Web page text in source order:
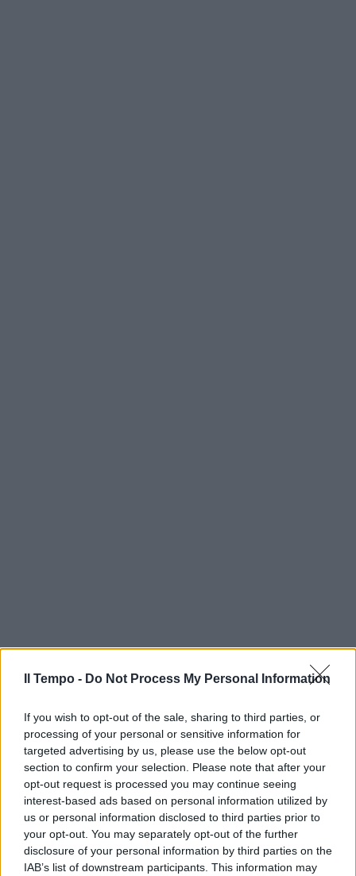
Il Tempo - Do Not Process My Personal Information
If you wish to opt-out of the sale, sharing to third parties, or
processing of your personal or sensitive information for
targeted advertising by us, please use the below opt-out
section to confirm your selection. Please note that after your
opt-out request is processed you may continue seeing
interest-based ads based on personal information utilized by
us or personal information disclosed to third parties prior to
your opt-out. You may separately opt-out of the further
disclosure of your personal information by third parties on the
IAB’s list of downstream participants. This information may